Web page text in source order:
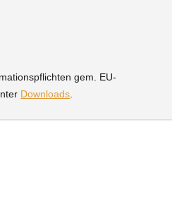
gem. EU-
Downloads